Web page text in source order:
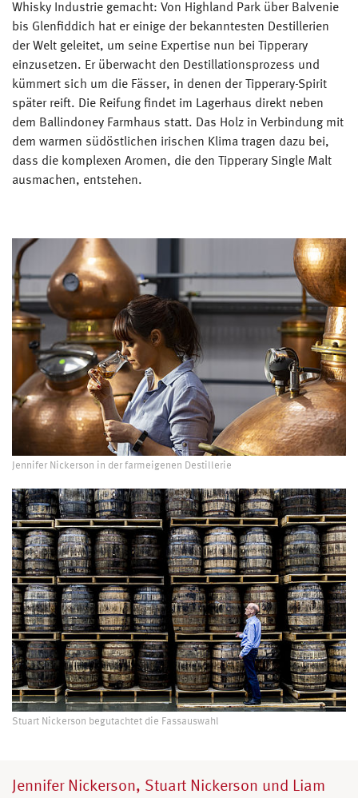
Whisky Industrie gemacht: Von Highland Park über Balvenie
bis Glenfiddich hat er einige der bekanntesten Destillerien
der Welt geleitet, um seine Expertise nun bei Tipperary
einzusetzen. Er überwacht den Destillationsprozess und
kümmert sich um die Fässer, in denen der Tipperary-Spirit
später reift. Die Reifung findet im Lagerhaus direkt neben
dem Ballindoney Farmhaus statt. Das Holz in Verbindung mit
dem warmen südöstlichen irischen Klima tragen dazu bei,
dass die komplexen Aromen, die den Tipperary Single Malt
ausmachen, entstehen.
Jennifer Nickerson in der farmeigenen Destillerie
Stuart Nickerson begutachtet die Fassauswahl
Jennifer Nickerson, Stuart Nickerson und Liam